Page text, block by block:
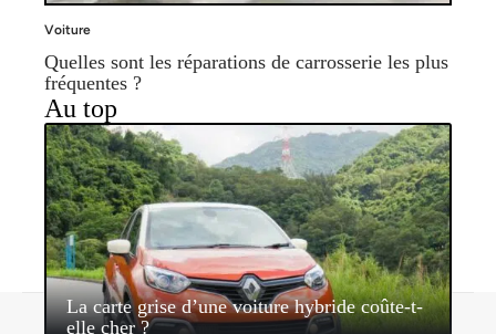
Voiture
Quelles sont les réparations de carrosserie les plus
fréquentes ?
Au top
La carte grise d’une voiture hybride coûte-t-
elle cher ?
Contact Mentions légales Sitemap